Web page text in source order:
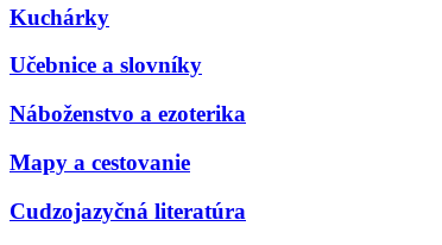
Kuchárky
Učebnice a slovníky
Náboženstvo a ezoterika
Mapy a cestovanie
Cudzojazyčná literatúra